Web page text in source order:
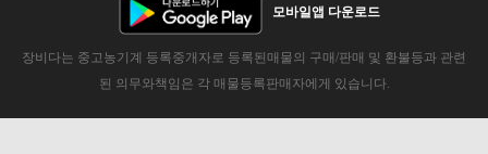
모바일앱 다운로드
장비다는 중고농기계 등록중개자로 등록된매물의 구매/판매 및 환불등과 관련
된 의무와책임은 각 매물등록판매자에게 있습니다.